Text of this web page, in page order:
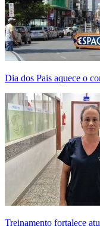
Dia dos Pais aquece o
Treinamento fortalece